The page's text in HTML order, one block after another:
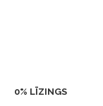
0% LĪZINGS